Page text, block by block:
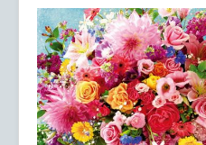
Ultimele articole: Vi,
Județean